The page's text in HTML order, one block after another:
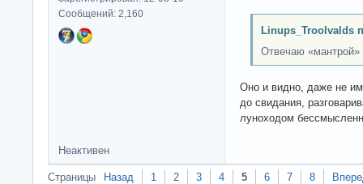
Сообщений: 2,160
Linups_Troolvalds
Отвечаю «мантрой»
Оно и видно, даже не
до свидания,
луноходом
Неактивен
Страницы Назад 1 2 3 4 5 6 7 8